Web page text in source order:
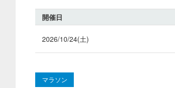
開催日
2026/10/24(土)
マラソン